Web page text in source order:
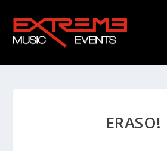
ERASO!